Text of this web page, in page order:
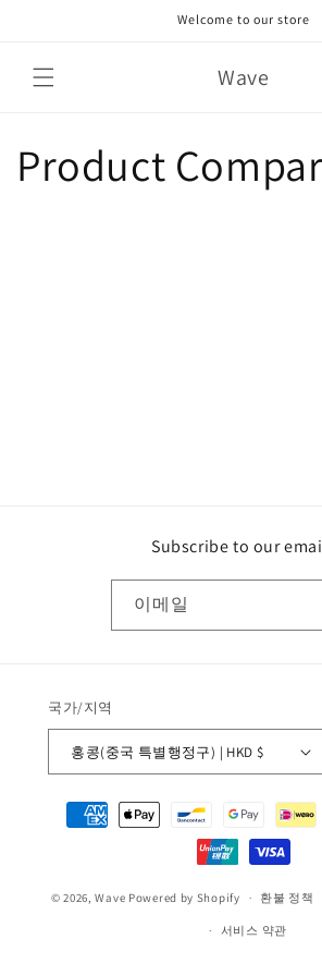
Welcome to our store
Wave
Product
Subscribe to our
이메일
국가/지역
홍콩(중국 특별행정구) | HKD $
법© 2026,Wave Powered by Shopify 환불 정책
서비스 약관